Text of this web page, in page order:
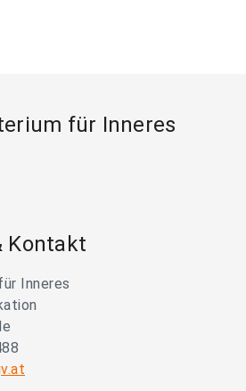
für Inneres
Kontakt
Inneres